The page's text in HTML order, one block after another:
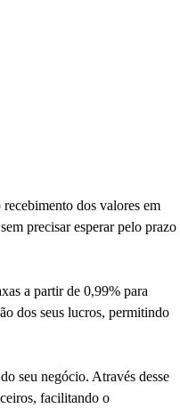
dos valores em
precisar esperar pelo prazo
a partir de 0,99% para
dos seus lucros, permitindo
seu negócio. Através desse
facilitando o